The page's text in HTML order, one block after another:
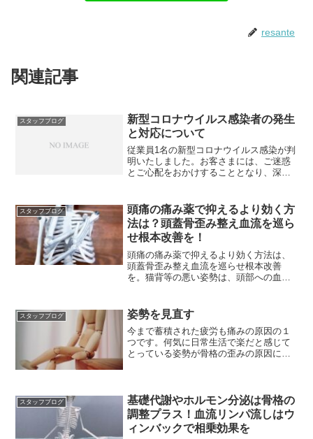
resante
関連記事
スタッフブログ
新型コロナウイルス感染者の発生
と対応について
従業員1名の新型コロナウイルス感染が判
明いたしました。お客さまには、ご迷惑
とご心配をおかけすることとなり、深く
スタッフブログ
頭痛の痛み薬で抑えるより効く方
法は？頭蓋骨歪み整え血流を巡ら
せ根本改善を！
頭痛の痛み薬で抑えるより効く方法は、
頭蓋骨歪み整え血流を巡らせ根本改善
を。猫背等の悪い姿勢は、頭部への血行
スタッフブログ 姿勢を見直す
今まで蓄積された疲労も痛みの原因の１
つです。何気に日常生活で楽だと感じて
とっている姿勢が骨格の歪みの原因にな
スタッフブログ
基礎代謝やホルモン分泌は骨格の
調整プラス！血流リンパ流しはウ
ィンバックで相乗効果を